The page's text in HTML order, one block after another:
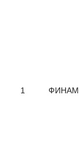
1 ФИНАМ